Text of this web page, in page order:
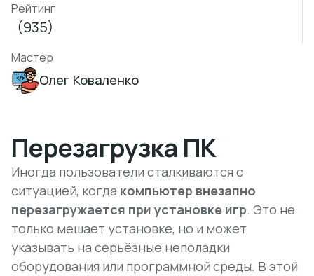
Рейтинг
(935)
Мастер
Олег Коваленко
Перезагрузка ПК
Иногда пользователи сталкиваются с
ситуацией, когда компьютер внезапно
перезагружается при установке игр. Это не
только мешает установке, но и может
указывать на серьёзные неполадки
оборудования или программной среды. В этой